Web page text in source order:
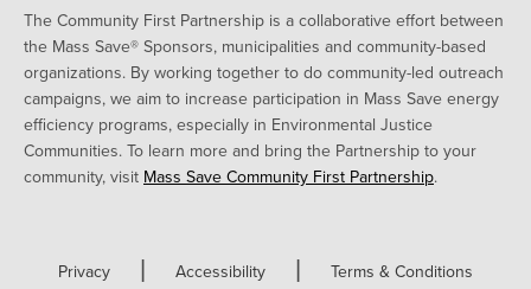
The Community First Partnership is a collaborative effort between
the Mass Save® Sponsors, municipalities and community-based
organizations. By working together to do community-led outreach
campaigns, we aim to increase participation in Mass Save energy
efficiency programs, especially in Environmental Justice
Communities. To learn more and bring the Partnership to your
community, visit Mass Save Community First Partnership.
Privacy Accessibility Terms & Conditions